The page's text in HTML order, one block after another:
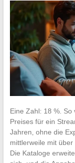
Eine Zahl: 18 %. So
Preises für ein
Jahren, ohne die
mittlerweile mit
Die Kataloge